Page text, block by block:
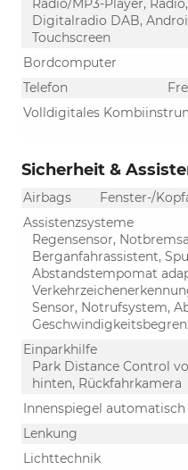
Radio/MP3-Player,
Digitalradio DAB,
Touchscreen
Bordcomputer
Telefon
Volldigitales
Sicherheit &
Airbags
Fenster-/
Assistenzsysteme
Regensensor,
Berganfahrassistent,
Abstandstempomat
Sensor, Notrufsystem,
Einparkhilfe
Park Distance Control
hinten, Rückfahrkamera
Innenspiegel automatisch
Lenkung
Lichttechnik